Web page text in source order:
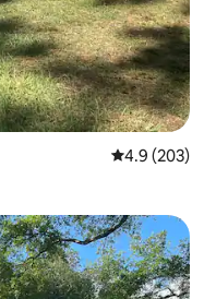
從 203 則評
4.9 (203)